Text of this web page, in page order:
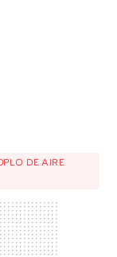
DE AIRE